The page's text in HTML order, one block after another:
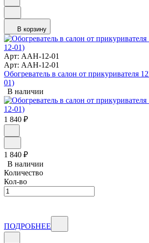
В корзину
Арт: AAH-12-01
Арт: AAH-12-01
Обогреватель в салон от прикуривателя
01)
В наличии
1 840 ₽
1 840 ₽
В наличии
Количество
Кол-во
ПОДРОБНЕЕ